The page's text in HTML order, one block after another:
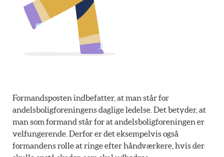
Formandsposten indbefatter, at man står for
andelsboligforeningens daglige ledelse. Det betyder, at
man som formand står for at andelsboligforeningen er
velfungerende. Derfor er det eksempelvis også
formandens rolle at ringe efter håndværkere, hvis der